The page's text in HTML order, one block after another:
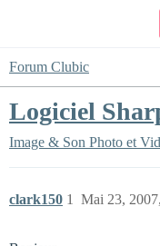
Forum Clubic
Logiciel
Image & Son Photo et
clark150 Mai 23,
1